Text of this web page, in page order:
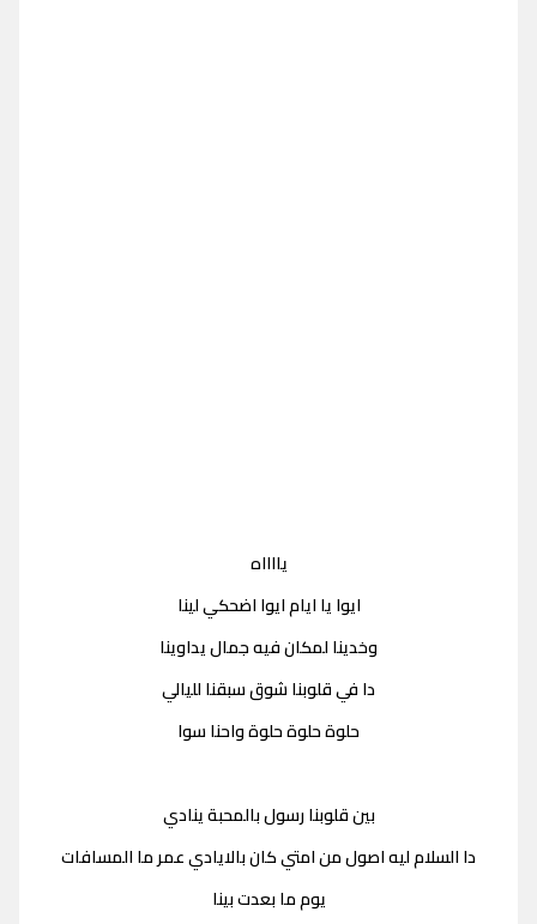
يااااه
ايوا يا ايام ايوا اضحكي لينا
وخدينا لمكان فيه جمال يداوينا
دا في قلوبنا شوق سبقنا لليالي
حلوة حلوة حلوة واحنا سوا
بين قلوبنا رسول بالمحبة ينادي
دا السلام ليه اصول من امتي كان بالايادي عمر ما المسافات
يوم ما بعدت بينا